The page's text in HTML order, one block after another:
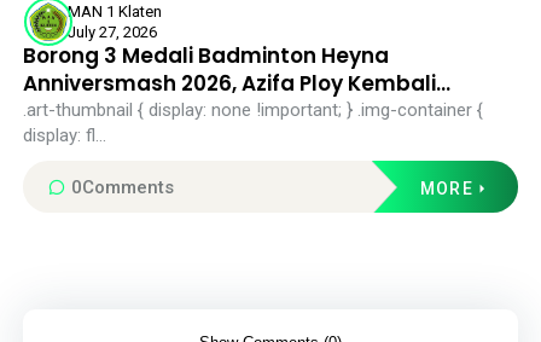
MAN 1 Klaten
July 27, 2026
Borong 3 Medali Badminton Heyna
Anniversmash 2026, Azifa Ploy Kembali
Harumkan Nama MAN 1 Klaten
.art-thumbnail { display: none !important; } .img-container {
display: fl...
0Comments MORE